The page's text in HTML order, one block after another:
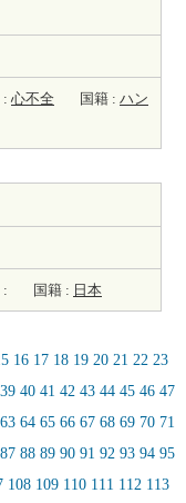
: 心不全 国籍 : ハン
: 国籍 : 日本
16 17 18 19 20 21 22 23
39 40 41 42 43 44 45 46 47
63 64 65 66 67 68 69 70 71
87 88 89 90 91 92 93 94 95
108 109 110 111 112 113